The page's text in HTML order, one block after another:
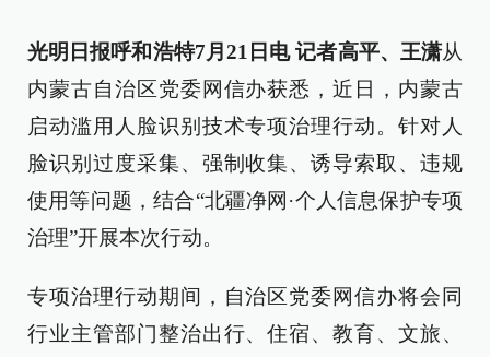
光明日报呼和浩特7月21日电 记者高平、王潇从
内蒙古自治区党委网信办获悉，近日，内蒙古
启动滥用人脸识别技术专项治理行动。针对人
脸识别过度采集、强制收集、诱导索取、违规
使用等问题，结合“北疆净网·个人信息保护专项
治理”开展本次行动。
专项治理行动期间，自治区党委网信办将会同
行业主管部门整治出行、住宿、教育、文旅、